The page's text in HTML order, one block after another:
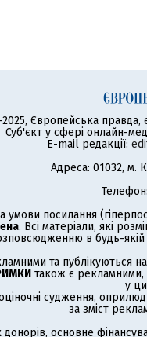
Європейська
Суб'єкт у сфері онлайн-
E-mail редакції:
Адреса: 01032, м.
посилання
. Всі матеріали, які
в будь-якій
та публікуються
також є рекламними,
у
судження,
за зміст
основне